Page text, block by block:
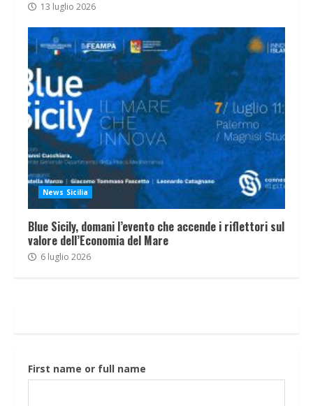
13 luglio 2026
News Sicilia
Blue Sicily, domani l’evento che accende i riflettori sul
valore dell’Economia del Mare
6 luglio 2026
First name or full name